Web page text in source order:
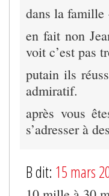
dans la
en fait non
voit c’est pas
putain ils
admiratif.
après vous
s’adresser à
B dit: 15 mars